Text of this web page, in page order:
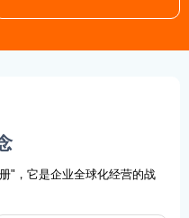
"，它是企业全球化经营的战